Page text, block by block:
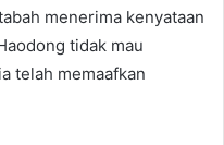
menerima kenyataan
tidak mau
telah memaafkan